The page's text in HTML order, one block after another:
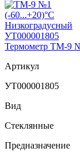
Термометр ТМ-9
Артикул
УТ000001805
Вид
Стеклянные
Предназначение